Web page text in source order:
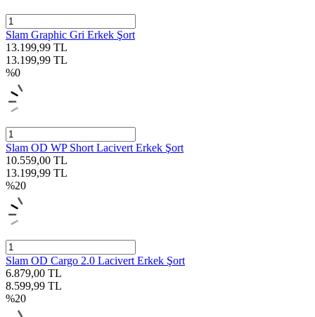
Slam Graphic Gri Erkek Şort
13.199,99 TL
13.199,99 TL
%0
Slam OD WP Short Lacivert Erkek Şort
10.559,00 TL
13.199,99 TL
%20
Slam OD Cargo 2.0 Lacivert Erkek Şort
6.879,00 TL
8.599,99 TL
%20